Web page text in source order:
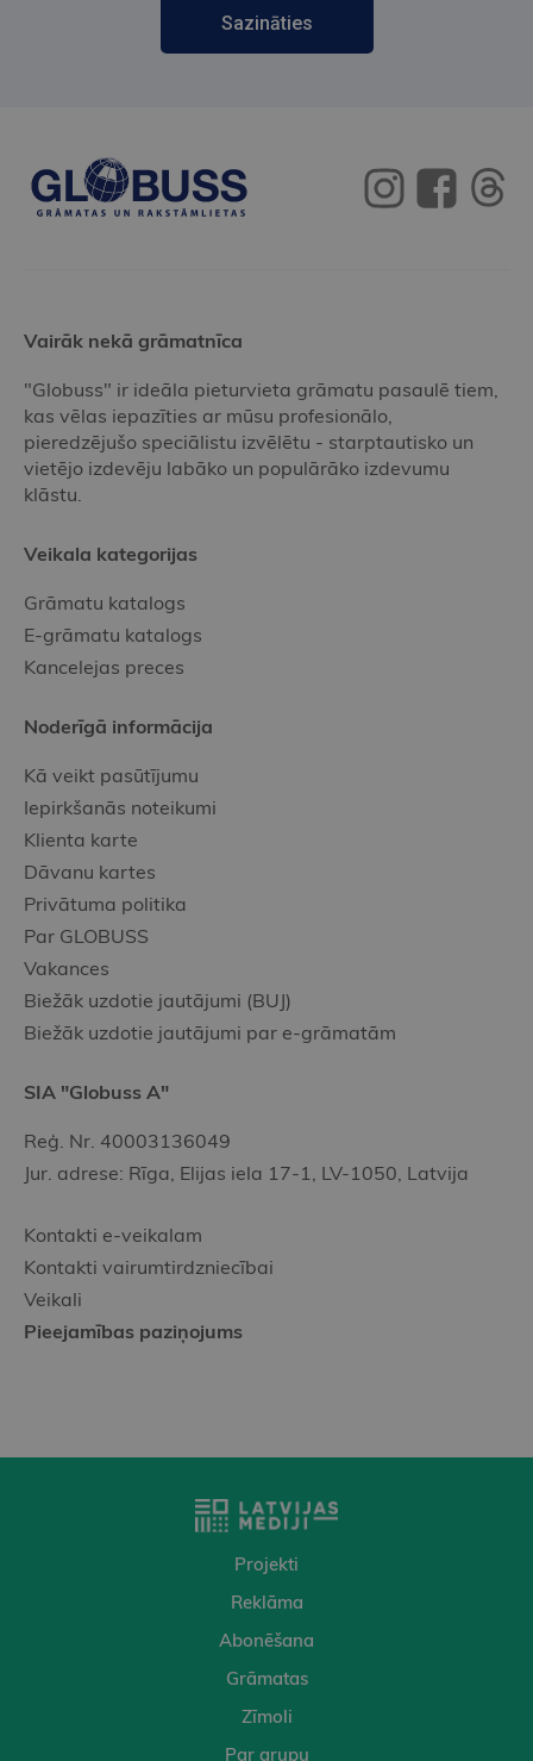
Sazināties
Vairāk nekā grāmatnīca
"Globuss" ir ideāla pieturvieta grāmatu pasaulē tiem,
kas vēlas iepazīties ar mūsu profesionālo,
pieredzējušo speciālistu izvēlētu - starptautisko un
vietējo izdevēju labāko un populārāko izdevumu
klāstu.
Veikala kategorijas
Grāmatu katalogs
E-grāmatu katalogs
Kancelejas preces
Noderīgā informācija
Kā veikt pasūtījumu
Iepirkšanās noteikumi
Klienta karte
Dāvanu kartes
Privātuma politika
Par GLOBUSS
Vakances
Biežāk uzdotie jautājumi (BUJ)
Biežāk uzdotie jautājumi par e-grāmatām
SIA "Globuss A"
Reģ. Nr. 40003136049
Jur. adrese: Rīga, Elijas iela 17-1, LV-1050, Latvija
Kontakti e-veikalam
Kontakti vairumtirdzniecībai
Veikali
Pieejamības paziņojums
Projekti
Reklāma
Abonēšana
Grāmatas
Zīmoli
Par grupu